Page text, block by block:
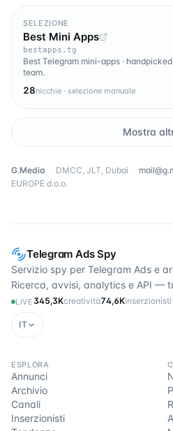
Telegram Ads Spy
Servizio spy per Telegram Ads e
Ricerca, avvisi, analytics e API —
LIVE 345,3Kcreatività74,6Kinserzionisti
IT
ESPLORA
Annunci
Archivio
Canali
Inserzionisti
SELEZIONE
Best Mini Apps
bestapps.tg
Best Telegram mini-apps ·
team.
28nicchie · selezione manuale
Mostra
G.Media · DMCC, JLT, Dubai ·
EUROPE d.o.o.